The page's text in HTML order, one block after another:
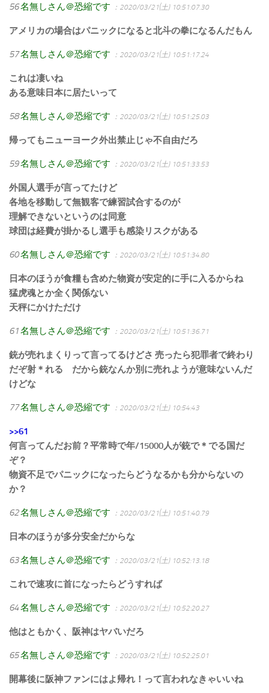
56名無しさん＠恐縮です ：2020/03/21(土) 10:51:07.30
アメリカの場合はパニックになると北斗の拳になるんだもん
57名無しさん＠恐縮です ：2020/03/21(土) 10:51:17.24
これは凄いね
ある意味日本に居たいって
58名無しさん＠恐縮です ：2020/03/21(土) 10:51:25.03
帰ってもニューヨーク外出禁止じゃ不自由だろ
59名無しさん＠恐縮です ：2020/03/21(土) 10:51:33.53
外国人選手が言ってたけど
各地を移動して無観客で練習試合するのが
理解できないというのは同意
球団は経費が掛かるし選手も感染リスクがある
60名無しさん＠恐縮です ：2020/03/21(土) 10:51:34.80
日本のほうが食糧も含めた物資が安定的に手に入るからね
猛虎魂とか全く関係ない
天秤にかけただけ
61名無しさん＠恐縮です ：2020/03/21(土) 10:51:36.71
銃が売れまくりって言ってるけどさ 売ったら犯罪者で終わり
だぞ射＊れる だから銃なんか別に売れようが意味ないんだ
けどな
77名無しさん＠恐縮です ：2020/03/21(土) 10:54:43
>>61
何言ってんだお前？平常時で年/15000人が銃で＊でる国だ
ぞ？
物資不足でパニックになったらどうなるかも分からないの
か？
62名無しさん＠恐縮です ：2020/03/21(土) 10:51:40.79
日本のほうが多分安全だからな
63名無しさん＠恐縮です ：2020/03/21(土) 10:52:13.18
これで速攻に首になったらどうすれば
64名無しさん＠恐縮です ：2020/03/21(土) 10:52:20.27
他はともかく、阪神はヤバいだろ
65名無しさん＠恐縮です ：2020/03/21(土) 10:52:25.01
開幕後に阪神ファンにはよ帰れ！って言われなきゃいいね